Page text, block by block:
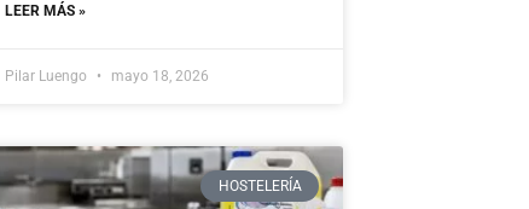
LEER MÁS »
Pilar Luengo mayo 18, 2026
HOSTELERÍA